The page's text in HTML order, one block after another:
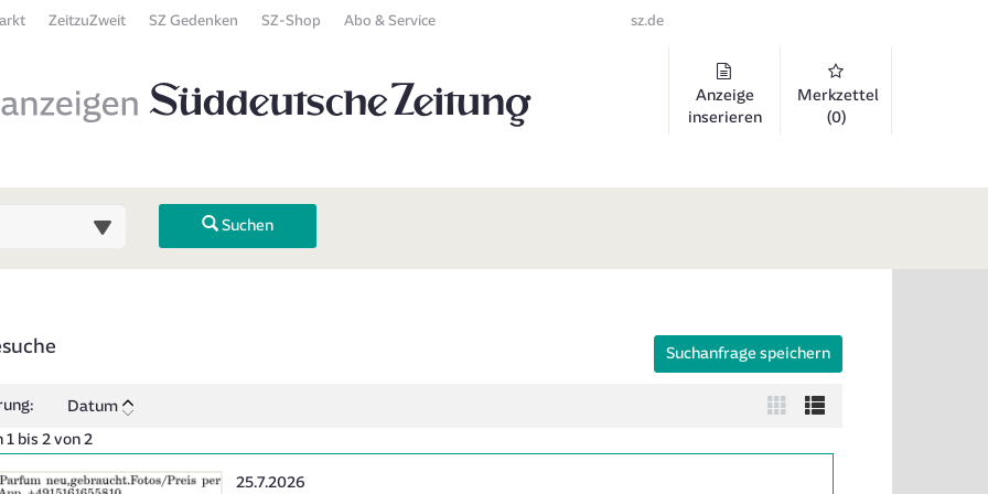
ZeitzuZweit SZ Gedenken SZ-Shop Abo & Service sz.de
Anzeige
inserieren
Merkzettel
(0)
Suchen
zurück). Drücken Sie die Eingabetaste, um Unterkategorien ein- oder auszuklappen und Links zu öffnen. Mit Pfeil rechts klappen Sie
Suchanfrage speichern
Datum
1 bis 2 von 2
Erscheinungsdatum:
25.7.2026